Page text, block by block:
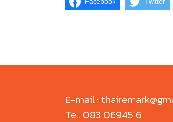
Facebook Twitter
E-mail :
Tel. 083 0694516